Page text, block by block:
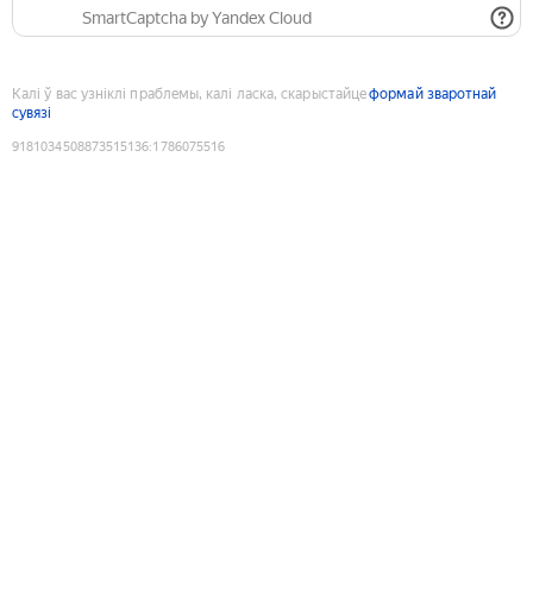
SmartCaptcha by Yandex Cloud
Калі ў вас узніклі праблемы, калі ласка, скарыстайцеформай зваротнай
сувязі
9181034508873515136:1786075516